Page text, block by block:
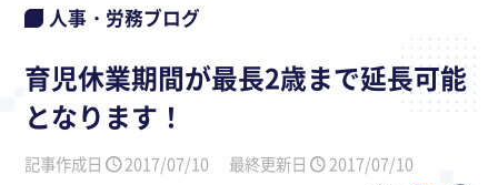
人事・労務ブログ
育児休業期間が最長2歳まで延長可能
となります！
記事作成日 2017/07/10 最終更新日 2017/07/10